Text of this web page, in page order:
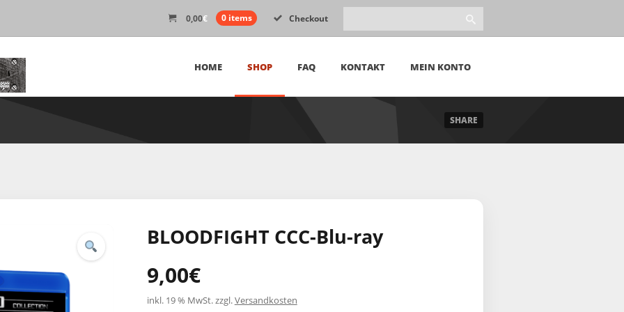
0,00€ 0 items Checkout
HOME SHOP FAQ KONTAKT MEIN KONTO
SHARE
BLOODFIGHT CCC-Blu-ray
9,00€
inkl. 19 % MwSt.zzgl.Versandkosten